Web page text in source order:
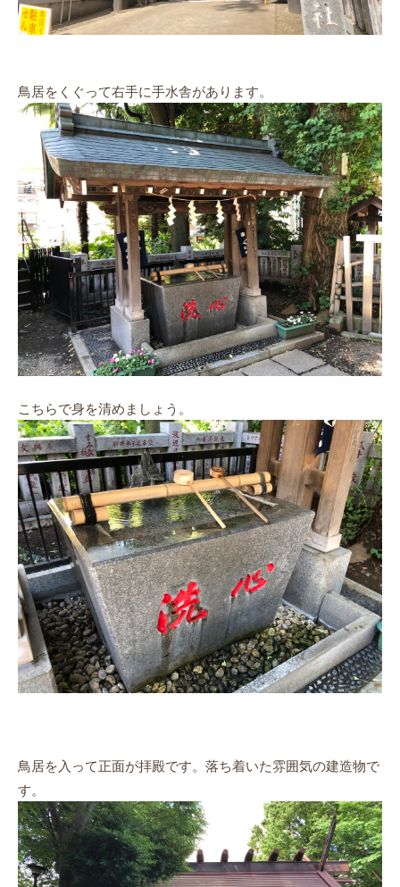
鳥居をくぐって右手に手水舎があります。
こちらで身を清めましょう。
鳥居を入って正面が拝殿です。落ち着いた雰囲気の建造物で
す。